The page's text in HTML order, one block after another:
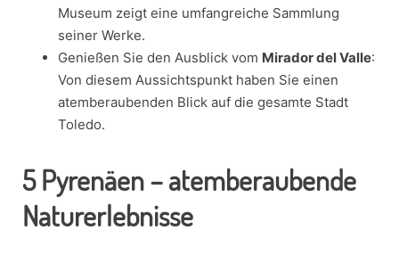
Museum zeigt eine umfangreiche Sammlung
seiner Werke.
Genießen Sie den Ausblick vom Mirador del Valle:
Von diesem Aussichtspunkt haben Sie einen
atemberaubenden Blick auf die gesamte Stadt
Toledo.
5Pyrenäen – atemberaubende
Naturerlebnisse